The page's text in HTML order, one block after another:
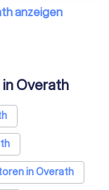
anzeigen
Overath
in Overath